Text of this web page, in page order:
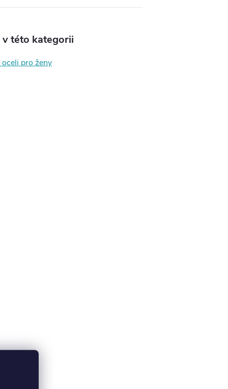
této kategorii
pro ženy